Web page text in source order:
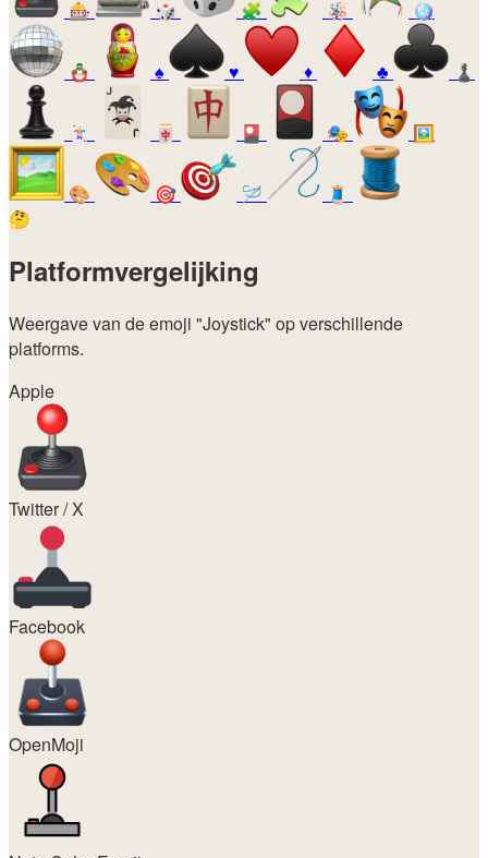
🎰 🎲 🧩 🪅 🪩
🪆 ♠️ ♥️ ♦️ ♣️ ♟️
🃏 🀄 🎴 🎭 🖼️
🎨 🎯 🪡
🧵
🤔
Platformvergelijking
Weergave van de emoji "Joystick" op verschillende
platforms.
Apple
Twitter / X
Facebook
OpenMoji